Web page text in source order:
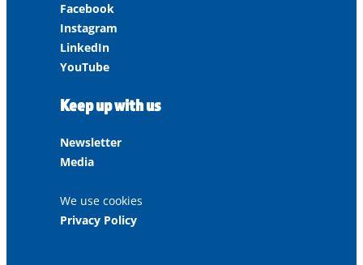
Facebook
Instagram
LinkedIn
YouTube
Keep up with us
Newsletter
Media
We use cookies
Privacy Policy